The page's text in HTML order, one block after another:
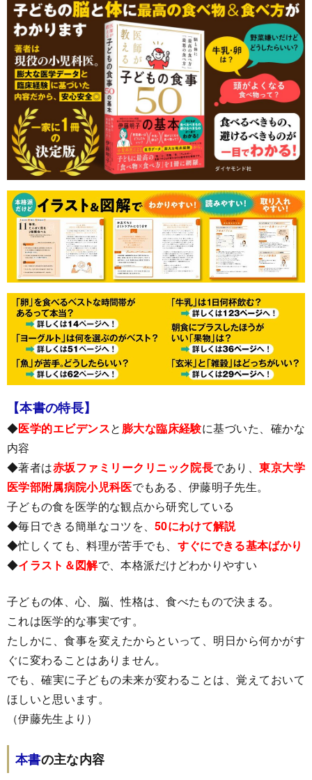
【本書の特長】
◆医学的エビデンスと 膨大な臨床経験に基づいた、確かな
内容
◆著者は赤坂ファミリークリニック院長であり、東京大学
医学部附属病院小児科医でもある、伊藤明子先生。
子どもの食を医学的な観点から研究している
◆毎日できる簡単なコツを、50にわけて解説
◆忙しくても、料理が苦手でも、 すぐにできる基本ばかり
◆イラスト＆図解で、本格派だけどわかりやすい
子どもの体、心、脳、性格は、食べたもので決まる。
これは医学的な事実です。
たしかに、食事を変えたからといって、明日から何かがす
ぐに変わることはありません。
でも、確実に子どもの未来が変わることは、覚えておいて
ほしいと思います。
（伊藤先生より）
本書の主な内容